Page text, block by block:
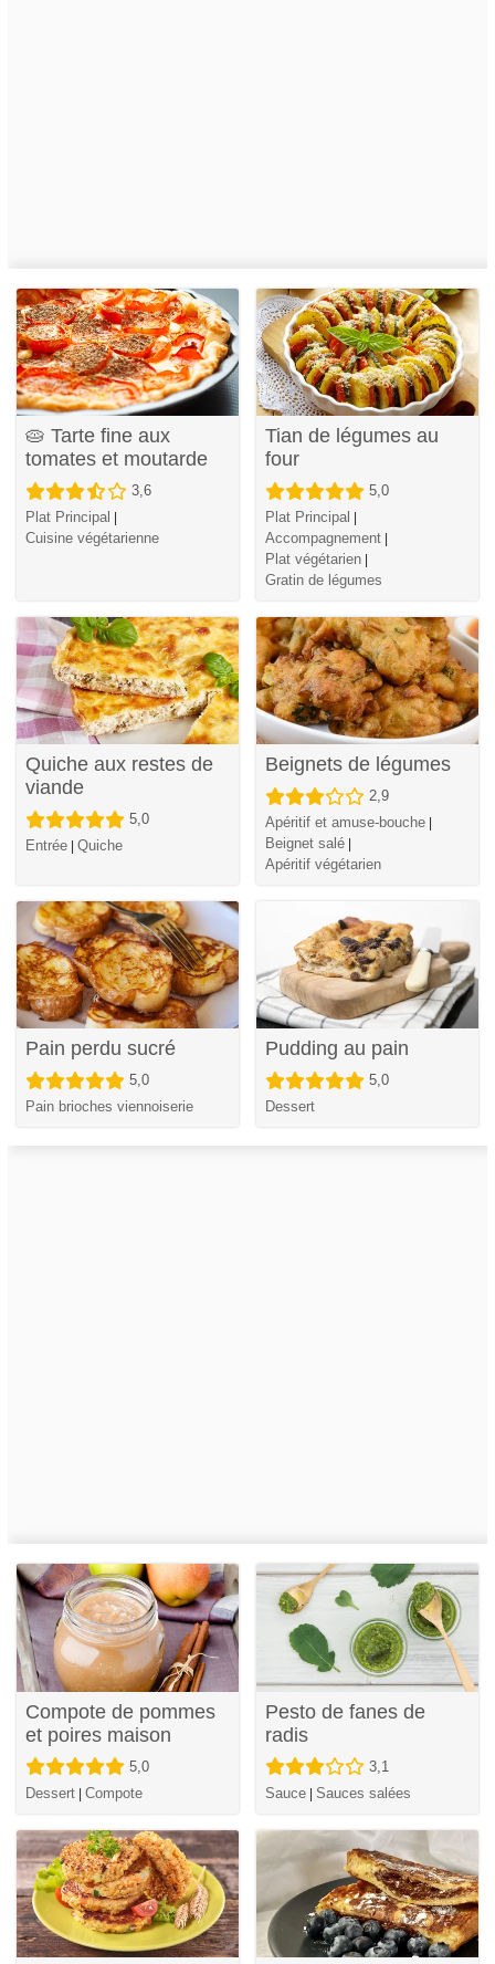
🥧 Tarte fine aux
tomates et moutarde
3,6
Plat Principal
Cuisine végétarienne
Tian de légumes au
four
5,0
Plat Principal
Accompagnement
Plat végétarien
Gratin de légumes
Quiche aux restes de
viande
5,0
Entrée Quiche
Beignets de légumes
2,9
Apéritif et amuse-bouche
Beignet salé
Apéritif végétarien
Pain perdu sucré
5,0
Pain brioches viennoiserie
Pudding au pain
5,0
Dessert
Compote de pommes
et poires maison
5,0
Dessert | Compote
Pesto de fanes de
radis
3,1
Sauce | Sauces salées